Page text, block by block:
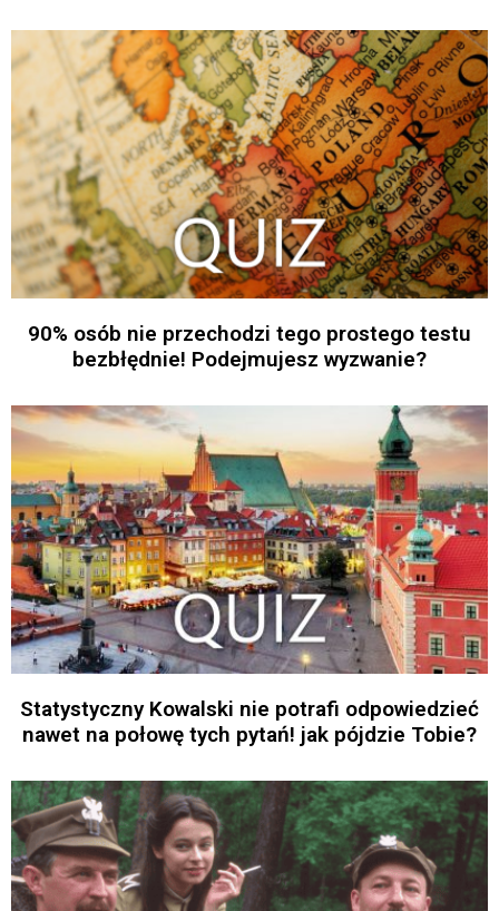
90% osób nie przechodzi tego prostego testu
bezbłędnie! Podejmujesz wyzwanie?
Statystyczny Kowalski nie potrafi odpowiedzieć
nawet na połowę tych pytań! jak pójdzie Tobie?